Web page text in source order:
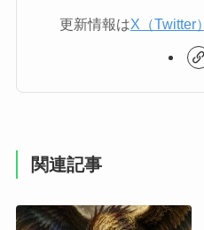
更新情報はX（Twitter）
関連記事